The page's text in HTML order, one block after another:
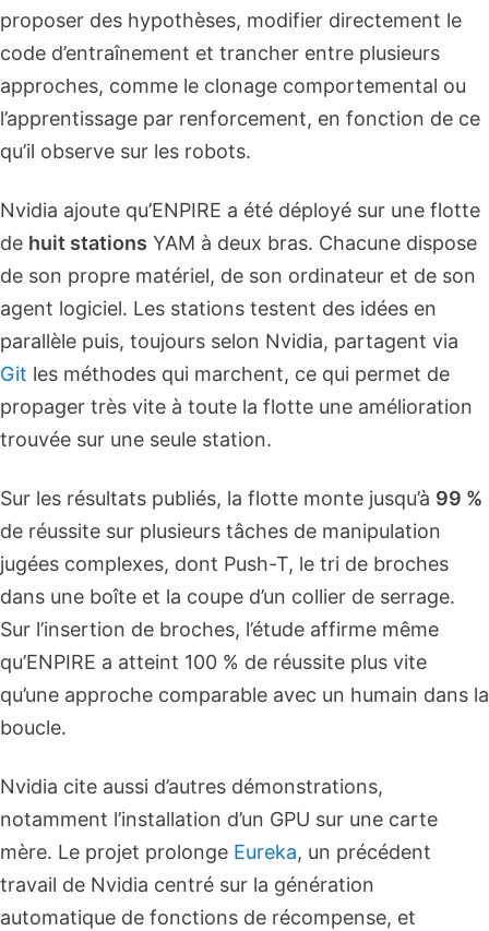
proposer des hypothèses, modifier directement le
code d’entraînement et trancher entre plusieurs
approches, comme le clonage comportemental ou
l’apprentissage par renforcement, en fonction de ce
qu’il observe sur les robots.
Nvidia ajoute qu’ENPIRE a été déployé sur une flotte
de huit stations YAM à deux bras. Chacune dispose
de son propre matériel, de son ordinateur et de son
agent logiciel. Les stations testent des idées en
parallèle puis, toujours selon Nvidia, partagent via
Git les méthodes qui marchent, ce qui permet de
propager très vite à toute la flotte une amélioration
trouvée sur une seule station.
Sur les résultats publiés, la flotte monte jusqu’à 99 %
de réussite sur plusieurs tâches de manipulation
jugées complexes, dont Push-T, le tri de broches
dans une boîte et la coupe d’un collier de serrage.
Sur l’insertion de broches, l’étude affirme même
qu’ENPIRE a atteint 100 % de réussite plus vite
qu’une approche comparable avec un humain dans la
boucle.
Nvidia cite aussi d’autres démonstrations,
notamment l’installation d’un GPU sur une carte
mère. Le projet prolonge Eureka, un précédent
travail de Nvidia centré sur la génération
automatique de fonctions de récompense, et